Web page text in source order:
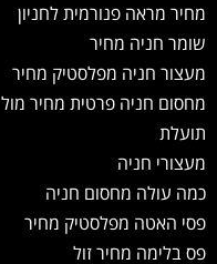
מחיר מראה פנורמית לחניון
שומר חניה מחיר
מעצור חניה מפלסטיק מחיר
מחסום חניה פרטית מחיר מול
תועלת
מעצורי חניה
כמה עולה מחסום חניה
פסי האטה מפלסטיק מחיר
פס בלימה מחיר זול